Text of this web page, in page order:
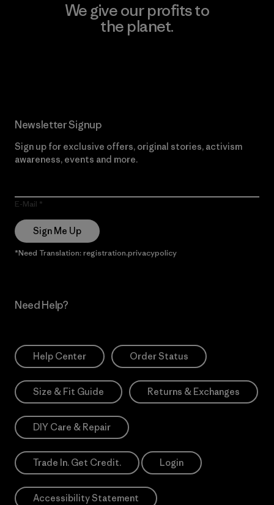
We give our profits to
the planet.
Newsletter Signup
Sign up for exclusive offers, original stories, activism
awareness, events and more.
E-Mail
Sign Me Up
*Need Translation: registration.privacypolicy
Need Help?
Help Center Order Status
Size & Fit Guide Returns & Exchanges
DIY Care & Repair
Trade In. Get Credit. Login
Accessibility Statement